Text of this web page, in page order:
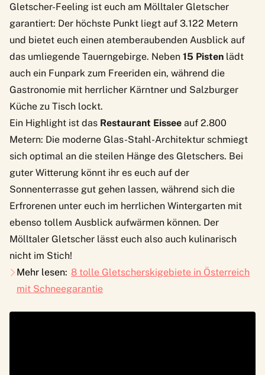
Gletscher-Feeling ist euch am Mölltaler Gletscher
garantiert: Der höchste Punkt liegt auf 3.122 Metern
und bietet euch einen atemberaubenden Ausblick auf
das umliegende Tauerngebirge. Neben 15 Pisten lädt
auch ein Funpark zum Freeriden ein, während die
Gastronomie mit herrlicher Kärntner und Salzburger
Küche zu Tisch lockt.
Ein Highlight ist das Restaurant Eissee auf 2.800
Metern: Die moderne Glas-Stahl-Architektur schmiegt
sich optimal an die steilen Hänge des Gletschers. Bei
guter Witterung könnt ihr es euch auf der
Sonnenterrasse gut gehen lassen, während sich die
Erfrorenen unter euch im herrlichen Wintergarten mit
ebenso tollem Ausblick aufwärmen können. Der
Mölltaler Gletscher lässt euch also auch kulinarisch
nicht im Stich!
Mehr lesen: 8 tolle Gletscherskigebiete in Österreich
mit Schneegarantie